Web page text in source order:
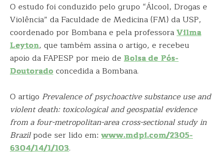
O estudo foi conduzido pelo grupo “Álcool, Drogas e
Violência” da Faculdade de Medicina (FM) da USP,
coordenado por Bombana e pela professoraVilma
Leyton, que também assina o artigo, e recebeu
apoio da FAPESP por meio de Bolsa dePós-
Doutoradoconcedida a Bombana.
O artigo Prevalence of psychoactive substance use and
violent death: toxicological and geospatial evidence
from a four-metropolitan-area cross-sectional study in
Brazilpode ser lido em: www.mdpi.com/2305-
6304/14/1/103.